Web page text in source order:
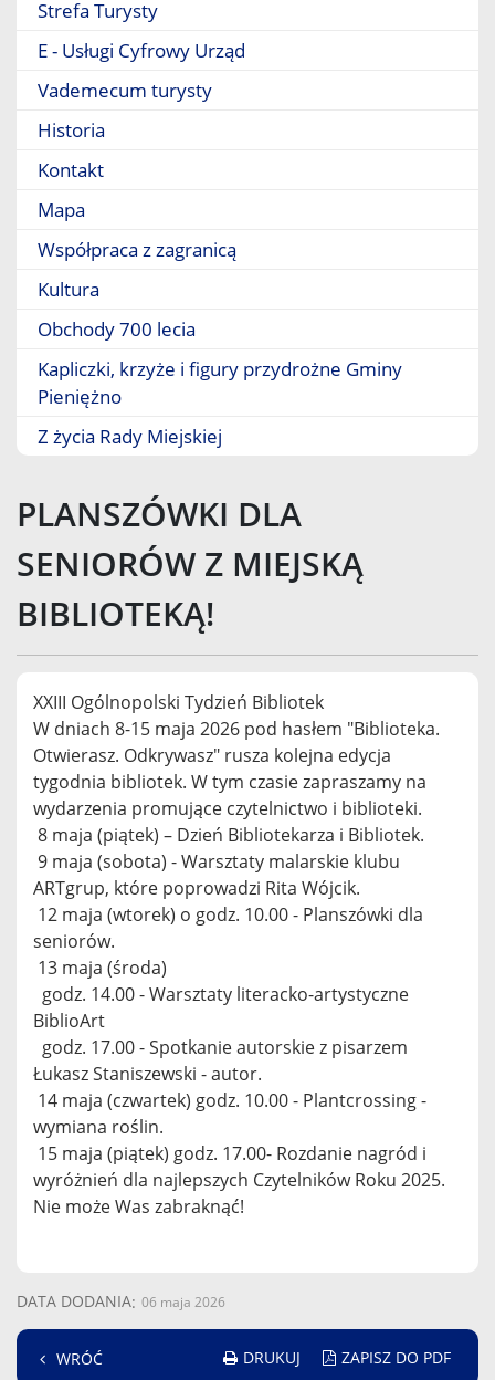
Strefa Turysty
E - Usługi Cyfrowy Urząd
Vademecum turysty
Historia
Kontakt
Mapa
Współpraca z zagranicą
Kultura
Obchody 700 lecia
Kapliczki, krzyże i figury przydrożne Gminy
Pieniężno
Z życia Rady Miejskiej
PLANSZÓWKI DLA
SENIORÓW Z MIEJSKĄ
BIBLIOTEKĄ!
XXIII Ogólnopolski Tydzień Bibliotek
W dniach 8-15 maja 2026 pod hasłem "Biblioteka.
Otwierasz. Odkrywasz" rusza kolejna edycja
tygodnia bibliotek. W tym czasie zapraszamy na
wydarzenia promujące czytelnictwo i biblioteki.
8 maja (piątek) – Dzień Bibliotekarza i Bibliotek.
9 maja (sobota) - Warsztaty malarskie klubu
ARTgrup, które poprowadzi Rita Wójcik.
12 maja (wtorek) o godz. 10.00 - Planszówki dla
seniorów.
13 maja (środa)
godz. 14.00 - Warsztaty literacko-artystyczne
BiblioArt
godz. 17.00 - Spotkanie autorskie z pisarzem
Łukasz Staniszewski - autor.
14 maja (czwartek) godz. 10.00 - Plantcrossing -
wymiana roślin.
15 maja (piątek) godz. 17.00- Rozdanie nagród i
wyróżnień dla najlepszych Czytelników Roku 2025.
Nie może Was zabraknąć!
DATA DODANIA 06 maja 2026
WRÓĆ DRUKUJ ZAPISZ DO PDF